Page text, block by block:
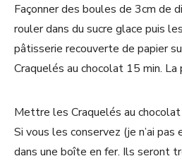
Façonner des boules de 3cm de
rouler dans du sucre glace puis
pâtisserie recouverte de papier
Craquelés au chocolat 15 min. La
Mettre les Craquelés au
Si vous les conservez (je n’ai
dans une boîte en fer. Ils seront